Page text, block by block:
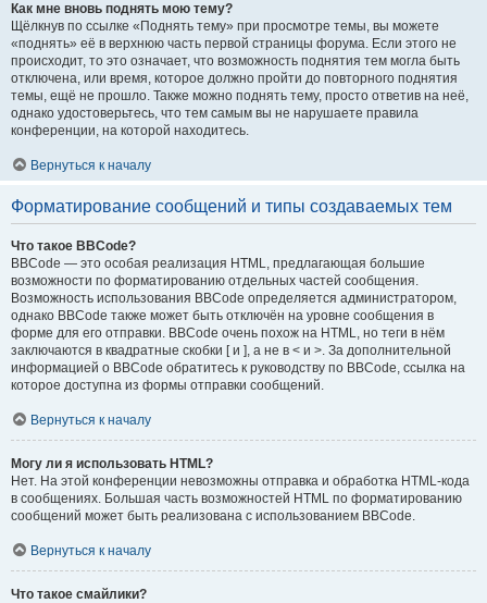
Как мне вновь поднять мою тему?
Щёлкнув по ссылке «Поднять тему» при просмотре темы, вы можете
«поднять» её в верхнюю часть первой страницы форума. Если этого не
происходит, то это означает, что возможность поднятия тем могла быть
отключена, или время, которое должно пройти до повторного поднятия
темы, ещё не прошло. Также можно поднять тему, просто ответив на неё,
однако удостоверьтесь, что тем самым вы не нарушаете правила
конференции, на которой находитесь.
Вернуться к началу
Форматирование сообщений и типы создаваемых тем
Что такое BBCode?
BBCode — это особая реализация HTML, предлагающая большие
возможности по форматированию отдельных частей сообщения.
Возможность использования BBCode определяется администратором,
однако BBCode также может быть отключён на уровне сообщения в
форме для его отправки. BBCode очень похож на HTML, но теги в нём
заключаются в квадратные скобки [ и ], а не в < и >. За дополнительной
информацией о BBCode обратитесь к руководству по BBCode, ссылка на
которое доступна из формы отправки сообщений.
Вернуться к началу
Могу ли я использовать HTML?
Нет. На этой конференции невозможны отправка и обработка HTML-кода
в сообщениях. Большая часть возможностей HTML по форматированию
сообщений может быть реализована с использованием BBCode.
Вернуться к началу
Что такое смайлики?